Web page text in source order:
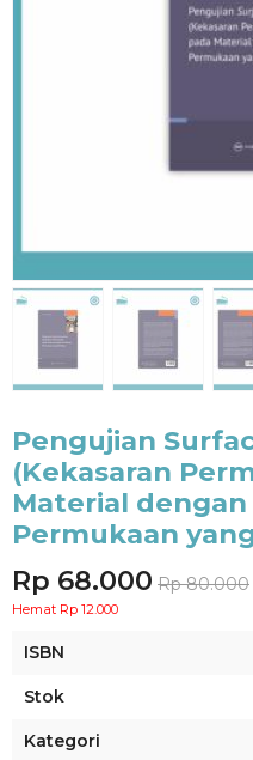
Pengujian
(Kekasaran
Material
Permukaan
Rp 68.000 Rp 80.000
Hemat Rp 12.000
ISBN
Stok
Kategori